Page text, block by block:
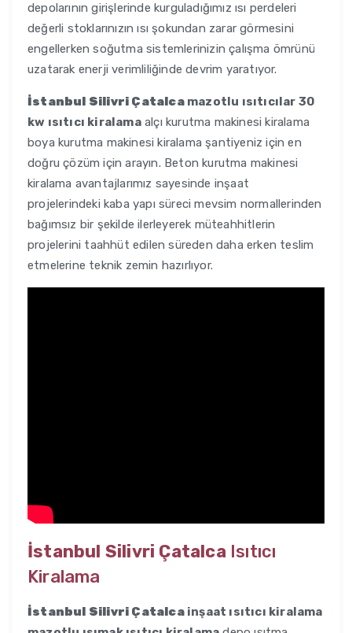
depolarının girişlerinde kurguladığımız ısı perdeleri
değerli stoklarınızın ısı şokundan zarar görmesini
engellerken soğutma sistemlerinizin çalışma ömrünü
uzatarak enerji verimliliğinde devrim yaratıyor.
İstanbul Silivri Çatalcamazotlu ısıtıcılar 30
kw ısıtıcı kiralamaalçı kurutma makinesi kiralama
boya kurutma makinesi kiralama şantiyeniz için en
doğru çözüm için arayın. Beton kurutma makinesi
kiralama avantajlarımız sayesinde inşaat
projelerindeki kaba yapı süreci mevsim normallerinden
bağımsız bir şekilde ilerleyerek müteahhitlerin
projelerini taahhüt edilen süreden daha erken teslim
etmelerine teknik zemin hazırlıyor.
İstanbul Silivri Çatalca Isıtıcı
Kiralama
İstanbul Silivri Çatalcainşaat ısıtıcı kiralama